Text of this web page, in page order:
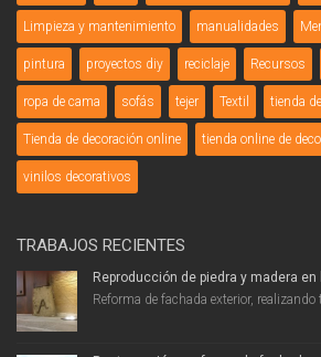
Limpieza y mantenimiento manualidades
pintura proyectos diy reciclaje Recursos
ropa de cama sofás tejer Textil tienda
Tienda de decoración online tienda online de
vinilos decorativos
TRABAJOS RECIENTES
Reproducción de piedra y madera en
Reforma de fachada exterior, realizando